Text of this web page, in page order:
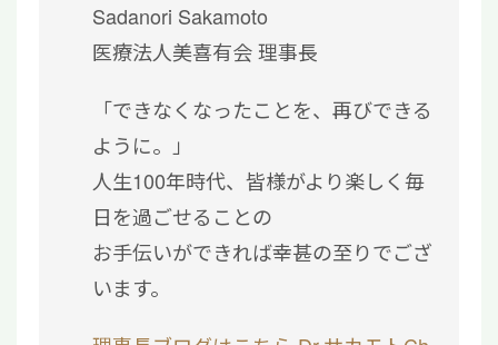
Sadanori Sakamoto
医療法人美喜有会 理事長
「できなくなったことを、再びできる
ように。」
人生100年時代、皆様がより楽しく毎
日を過ごせることの
お手伝いができれば幸甚の至りでござ
います。